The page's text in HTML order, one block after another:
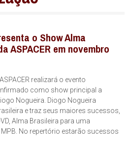
o Show Alma
ASPACER em novembro
realizará o evento
como show principal a
Nogueira. Diogo Nogueira
e traz seus maiores sucessos,
Alma Brasileira para uma
No repertório estarão sucessos